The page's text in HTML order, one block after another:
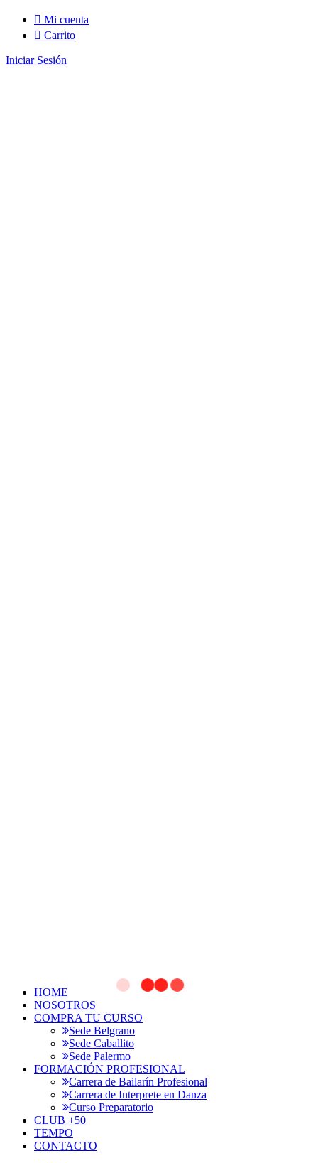
Mi cuenta
Carrito
Iniciar Sesión
HOME
NOSOTROS
COMPRA TU CURSO
Sede Belgrano
Sede Caballito
Sede Palermo
FORMACIÓN PROFESIONAL
Carrera de Bailarín Profesional
Carrera de Interprete en Danza
Curso Preparatorio
CLUB +50
TEMPO
CONTACTO